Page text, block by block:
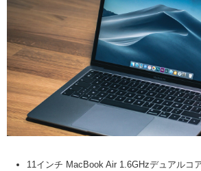
11インチ MacBook Air 1.6GHzデュアルコ